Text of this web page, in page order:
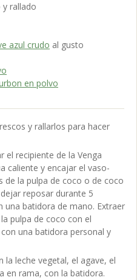
rallado
azul crudo al gusto
en polvo
y rallarlos para hacer
el recipiente de la Venga
caliente y encajar el vaso-
de la pulpa de coco o de coco
reposar durante 5
batidora de mano. Extraer
pulpa de coco con el
una batidora personal y
la leche vegetal, el agave, el
en rama, con la batidora.